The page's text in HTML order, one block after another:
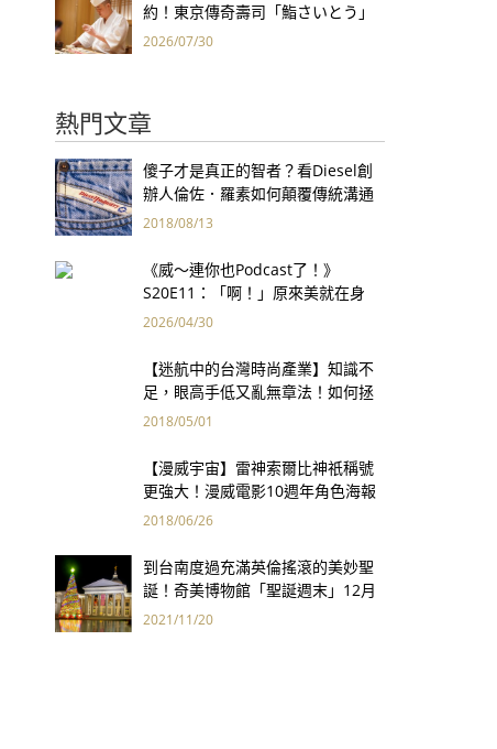
約！東京傳奇壽司「鮨さいとう」
為何破例首度來台？
2026/07/30
熱門文章
傻子才是真正的智者？看Diesel創
辦人倫佐．羅素如何顛覆傳統溝通
藝術
2018/08/13
《威～連你也Podcast了！》
S20E11：「啊！」原來美就在身
邊！感受日常，建造自我的《學美
2026/04/30
【迷航中的台灣時尚產業】知識不
足，眼高手低又亂無章法！如何拯
救台灣時尚產業？
2018/05/01
【漫威宇宙】雷神索爾比神祇稱號
更強大！漫威電影10週年角色海報
32位超級英雄金光帥翻！
2018/06/26
到台南度過充滿英倫搖滾的美妙聖
誕！奇美博物館「聖誕週末」12月
中登場
2021/11/20